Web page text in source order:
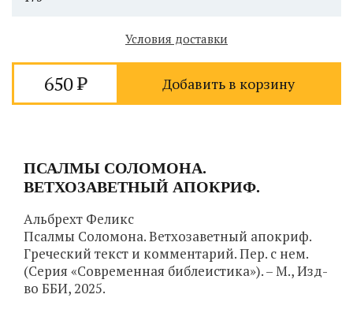
Условия доставки
650 Добавить в корзину
ПСАЛМЫ СОЛОМОНА.
ВЕТХОЗАВЕТНЫЙ АПОКРИФ.
Альбрехт Феликс
Псалмы Соломона. Ветхозаветный апокриф.
Греческий текст и комментарий. Пер. с нем.
(Серия «Современная библеистика»). – М., Изд-
во ББИ, 2025.